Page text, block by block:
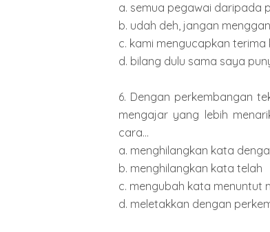
a. semua pegawai daripada
b. udah deh, jangan
c. kami mengucapkan
d. bilang dulu sama saya
6. Dengan perkembangan
mengajar yang lebih
cara...
a. menghilangkan kata
b. menghilangkan kata telah
c. mengubah kata menuntut
d. meletakkan dengan